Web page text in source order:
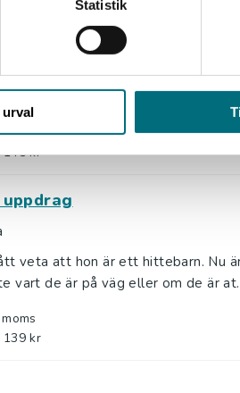
Statistik
ska tillverka minor som skadar
att vara journalister på plats...
145 kr
veta att hon är ett hittebarn. Nu
vart de är på väg eller om de är
139 kr